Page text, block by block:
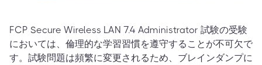
FCP Secure Wireless LAN 7.4 Administrator 試験の受験
においては、倫理的な学習習慣を遵守することが不可欠で
す。試験問題は頻繁に変更されるため、ブレインダンプに